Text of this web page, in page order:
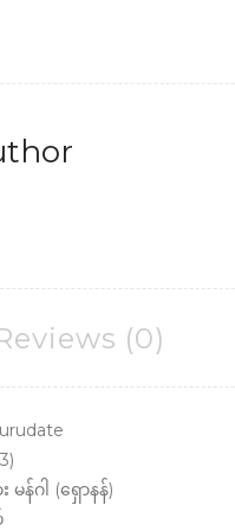
(0)
မန်ဂါ (ရှောနန်)